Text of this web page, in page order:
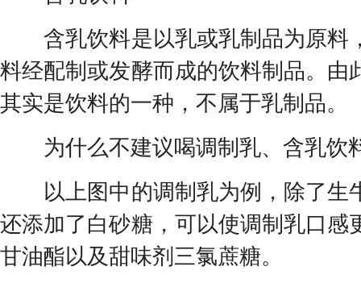
含乳饮料是以乳或乳制品为原料
料经配制或发酵而成的饮料制品。由
其实是饮料的一种，不属于乳制品。
为什么不建议喝调制乳、含乳饮
以上图中的调制乳为例，除了生
还添加了白砂糖，可以使调制乳口感
甘油酯以及甜味剂三氯蔗糖。